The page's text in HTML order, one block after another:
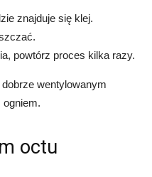
znajduje się klej.
powtórz proces kilka razy.
wentylowanym
octu